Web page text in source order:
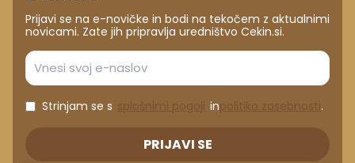
Prijavi se na e-novičke in bodi na tekočem z aktualnimi
novicami. Zate jih pripravlja uredništvo Cekin.si.
Strinjam se s in .
PRIJAVI SE